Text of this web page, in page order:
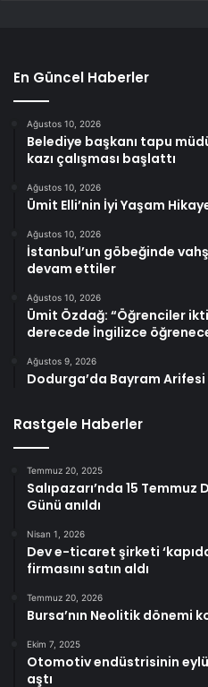
En Güncel Haberler
Ağustos 10, 2026
Belediye başkanı tapu
kazı çalışması başlattı
Ağustos 10, 2026
Ümit Elli’nin İyi Yaşam
Ağustos 10, 2026
İstanbul’un göbeğinde
devam ettiler
Ağustos 10, 2026
Ümit Özdağ: “Öğrenciler
derecede İngilizce
Ağustos 9, 2026
Dodurga’da Bayram
Rastgele Haberler
Temmuz 20, 2025
Salıpazarı’nda 15
Günü anıldı
Nisan 1, 2026
Dev e-ticaret şirketi
firmasını satın aldı
Temmuz 20, 2026
Bursa’nın Neolitik dönemi
Ekim 7, 2025
Otomotiv endüstrisinin
aştı